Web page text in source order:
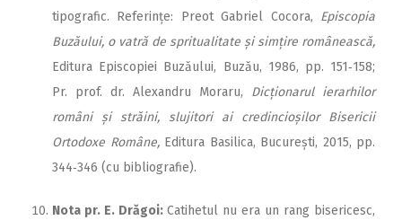
tipografic. Referințe: Preot Gabriel Cocora, Episcopia
Buzăului, o vatră de spritualitate și simțire românească,
Editura Episcopiei Buzăului, Buzău, 1986, pp. 151‑158;
Pr. prof. dr. Alexandru Moraru, Dicționarul ierarhilor
români și străini, slujitori ai credincioșilor Bisericii
Ortodoxe Române, Editura Basilica, București, 2015, pp.
344‑346 (cu bibliografie).
Nota pr. E. Drăgoi: Catihetul nu era un rang bisericesc,